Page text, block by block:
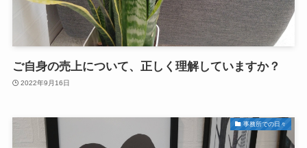
ご自身の売上について、正しく理解していますか？
2022年9月16日
事務所での日々